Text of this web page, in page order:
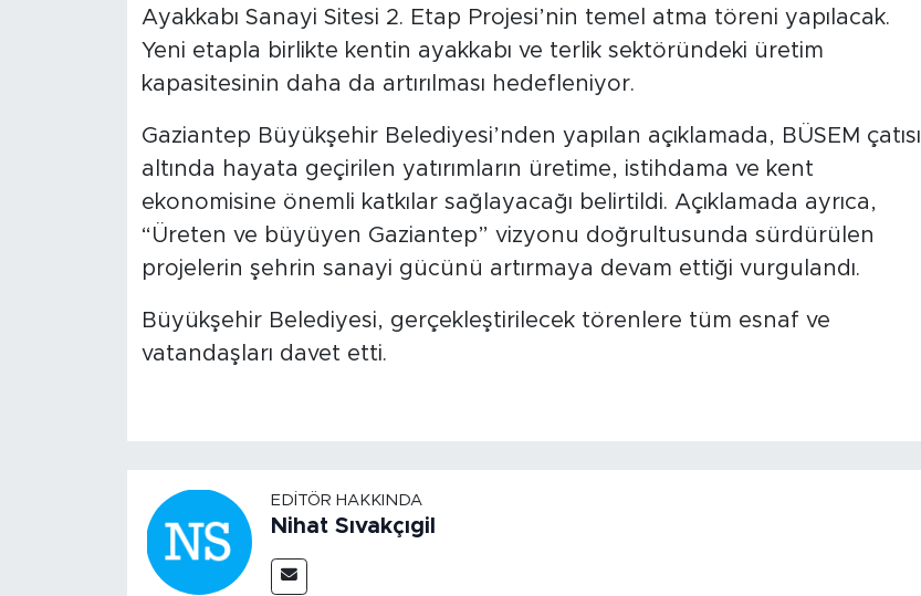
Ayakkabı Sanayi Sitesi 2. Etap Projesi’nin temel atma töreni yapılacak.
Yeni etapla birlikte kentin ayakkabı ve terlik sektöründeki üretim
kapasitesinin daha da artırılması hedefleniyor.
Gaziantep Büyükşehir Belediyesi’nden yapılan açıklamada, BÜSEM çatısı
altında hayata geçirilen yatırımların üretime, istihdama ve kent
ekonomisine önemli katkılar sağlayacağı belirtildi. Açıklamada ayrıca,
“Üreten ve büyüyen Gaziantep” vizyonu doğrultusunda sürdürülen
projelerin şehrin sanayi gücünü artırmaya devam ettiği vurgulandı.
Büyükşehir Belediyesi, gerçekleştirilecek törenlere tüm esnaf ve
vatandaşları davet etti.
EDITÖR HAKKINDA
Nihat Sıvakçıgil